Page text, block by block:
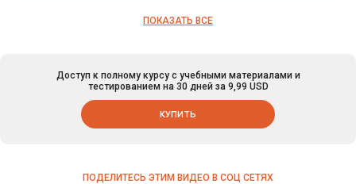
ПОКАЗАТЬ ВСЕ
ПОДЕЛИТЕСЬ ЭТИМ ВИДЕО В СОЦ СЕТЯХ
Доступ к полному курсу с учебными материалами и
тестированием на 30 дней за 9,99 USD
КУПИТЬ